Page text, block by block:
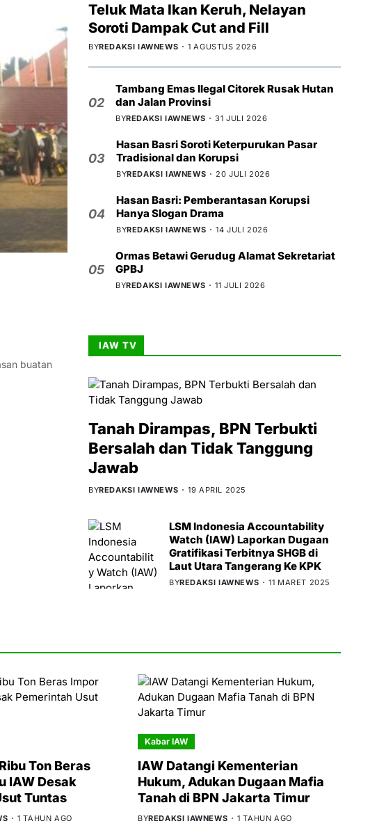
buatan
Teluk Mata Ikan Keruh, Nelayan
Soroti Dampak Cut and Fill
BYREDAKSI IAWNEWS 1 AGUSTUS 2026
02
Tambang Emas Ilegal Citorek Rusak Hutan
dan Jalan Provinsi
BYREDAKSI IAWNEWS 31 JULI 2026
03
Hasan Basri Soroti Keterpurukan Pasar
Tradisional dan Korupsi
BYREDAKSI IAWNEWS 20 JULI 2026
04
Hasan Basri: Pemberantasan Korupsi
Hanya Slogan Drama
BYREDAKSI IAWNEWS 14 JULI 2026
05
Ormas Betawi Gerudug Alamat Sekretariat
GPBJ
BYREDAKSI IAWNEWS 11 JULI 2026
IAW TV
Tanah Dirampas, BPN Terbukti
Bersalah dan Tidak Tanggung
Jawab
BYREDAKSI IAWNEWS 19 APRIL 2025
LSM Indonesia Accountability
Watch (IAW) Laporkan Dugaan
Gratifikasi Terbitnya SHGB di
Laut Utara Tangerang Ke KPK
BYREDAKSI IAWNEWS 11 MARET 2025
Ton Beras
IAW Desak
Tuntas
1 TAHUN AGO
Kabar IAW
IAW Datangi Kementerian
Hukum, Adukan Dugaan Mafia
Tanah di BPN Jakarta Timur
BYREDAKSI IAWNEWS 1 TAHUN AGO